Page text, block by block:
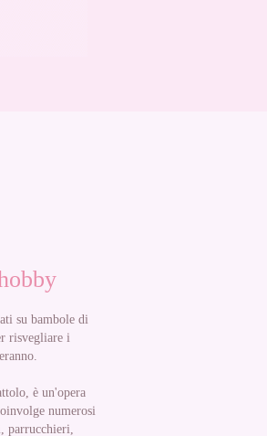
su bambole di
risvegliare i
è un'opera
numerosi